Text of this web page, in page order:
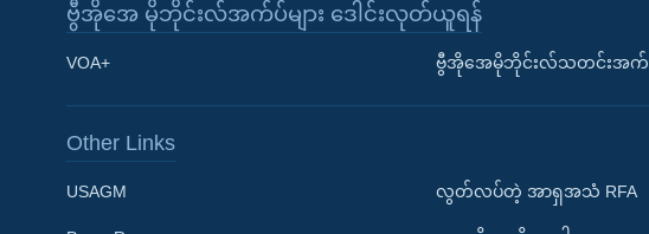
Learning English
ဗွီအိုအေ မိုဘိုင်းလ်အက်ပ်များ ဒေါင်းလုတ်ယူရန်
VOA+ ဗွီအိုအေမိုဘိုင်းလ်သတင်းအက်ပ်
Other Links
USAGM လွတ်လပ်တဲ့ အာရှအသံ RFA